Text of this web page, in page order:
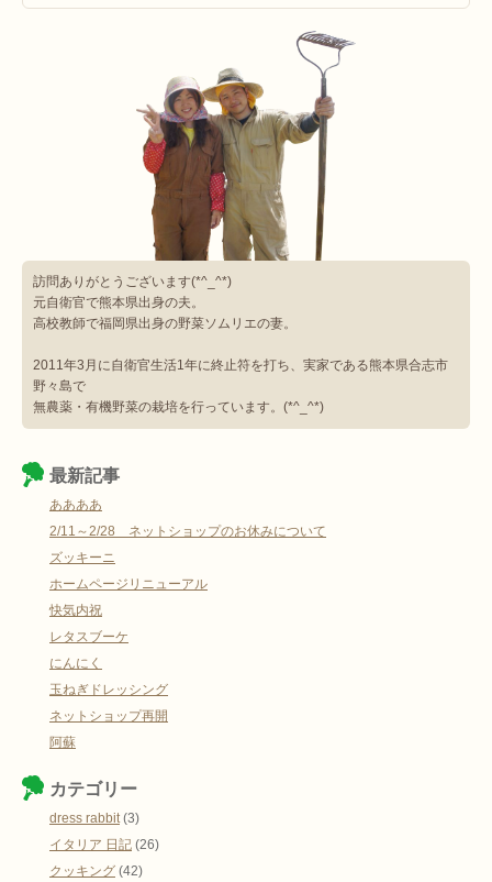
訪問ありがとうございます(*^_^*)
元自衛官で熊本県出身の夫。
高校教師で福岡県出身の野菜ソムリエの妻。
2011年3月に自衛官生活1年に終止符を打ち、実家である熊本県合志市
野々島で
無農薬・有機野菜の栽培を行っています。(*^_^*)
最新記事
ああああ
2/11～2/28 ネットショップのお休みについて
ズッキーニ
ホームページリニューアル
快気内祝
レタスブーケ
にんにく
玉ねぎドレッシング
ネットショップ再開
阿蘇
カテゴリー
dress rabbit (3)
イタリア 日記 (26)
クッキング (42)